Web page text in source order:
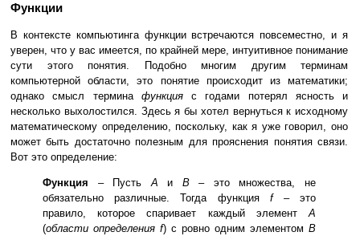
Функции
В контексте компьютинга функции встречаются повсеместно, и я
уверен, что у вас имеется, по крайней мере, интуитивное понимание
сути этого понятия. Подобно многим другим терминам
компьютерной области, это понятие происходит из математики;
однако смысл термина функция с годами потерял ясность и
несколько выхолостился. Здесь я бы хотел вернуться к исходному
математическому определению, поскольку, как я уже говорил, оно
может быть достаточно полезным для прояснения понятия связи.
Вот это определение:
Функция – ПустьAи B– это множества, не
обязательно различные. Тогда функция f– это
правило, которое спаривает каждый элементA
(области определения f) с ровно одним элементом B